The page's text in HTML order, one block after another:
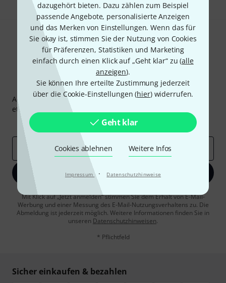
dazugehört bieten. Dazu zählen zum Beispiel
passende Angebote, personalisierte Anzeigen
und das Merken von Einstellungen. Wenn das für
Sie okay ist, stimmen Sie der Nutzung von Cookies
für Präferenzen, Statistiken und Marketing
einfach durch einen Klick auf „Geht klar“ zu (alle
anzeigen).
Sie können Ihre erteilte Zustimmung jederzeit
über die Cookie-Einstellungen (hier) widerrufen.
Geht klar
Cookies ablehnen Weitere Infos
Impressum · Datenschutzhinweise
Thomann Newsletter
Abonniere den Thomann Newsletter und gewinne mit
etwas Glück einen von
Inspirierende Beiträge
Deals Thomann Insights
E-Mail-Adresse*
Jetzt anmelden
Mit Klick auf „Jetzt anmelden“ stimmen Sie dem Erhalt von E-Mail-
Werbung und einer Messung des E-Mail-Nutzungsverhaltens zu. Die
Abmeldung ist jederzeit möglich. Weitere Informationen finden Sie in
unseren Datenschutzhinweisen.
* Pflichtfeld
Sicher einkaufen & bezahlen